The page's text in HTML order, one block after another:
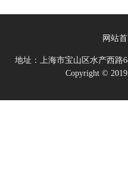
网站
地址：上海市宝山区水产西路
Copyright ©